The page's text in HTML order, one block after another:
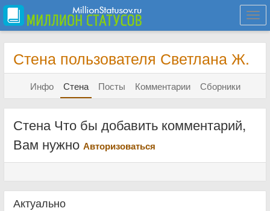
Стена пользователя Светлана Ж.
Инфо Стена Посты Комментарии Сборники
Стена Что бы добавить комментарий,
Вам нужно Авторизоваться
Актуально